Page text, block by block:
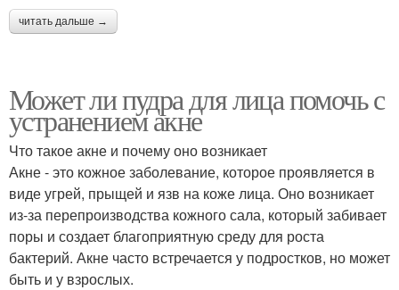
читать дальше →
Может ли пудра для лица помочь с
устранением акне
Что такое акне и почему оно возникает
Акне - это кожное заболевание, которое проявляется в
виде угрей, прыщей и язв на коже лица. Оно возникает
из-за перепроизводства кожного сала, который забивает
поры и создает благоприятную среду для роста
бактерий. Акне часто встречается у подростков, но может
быть и у взрослых.